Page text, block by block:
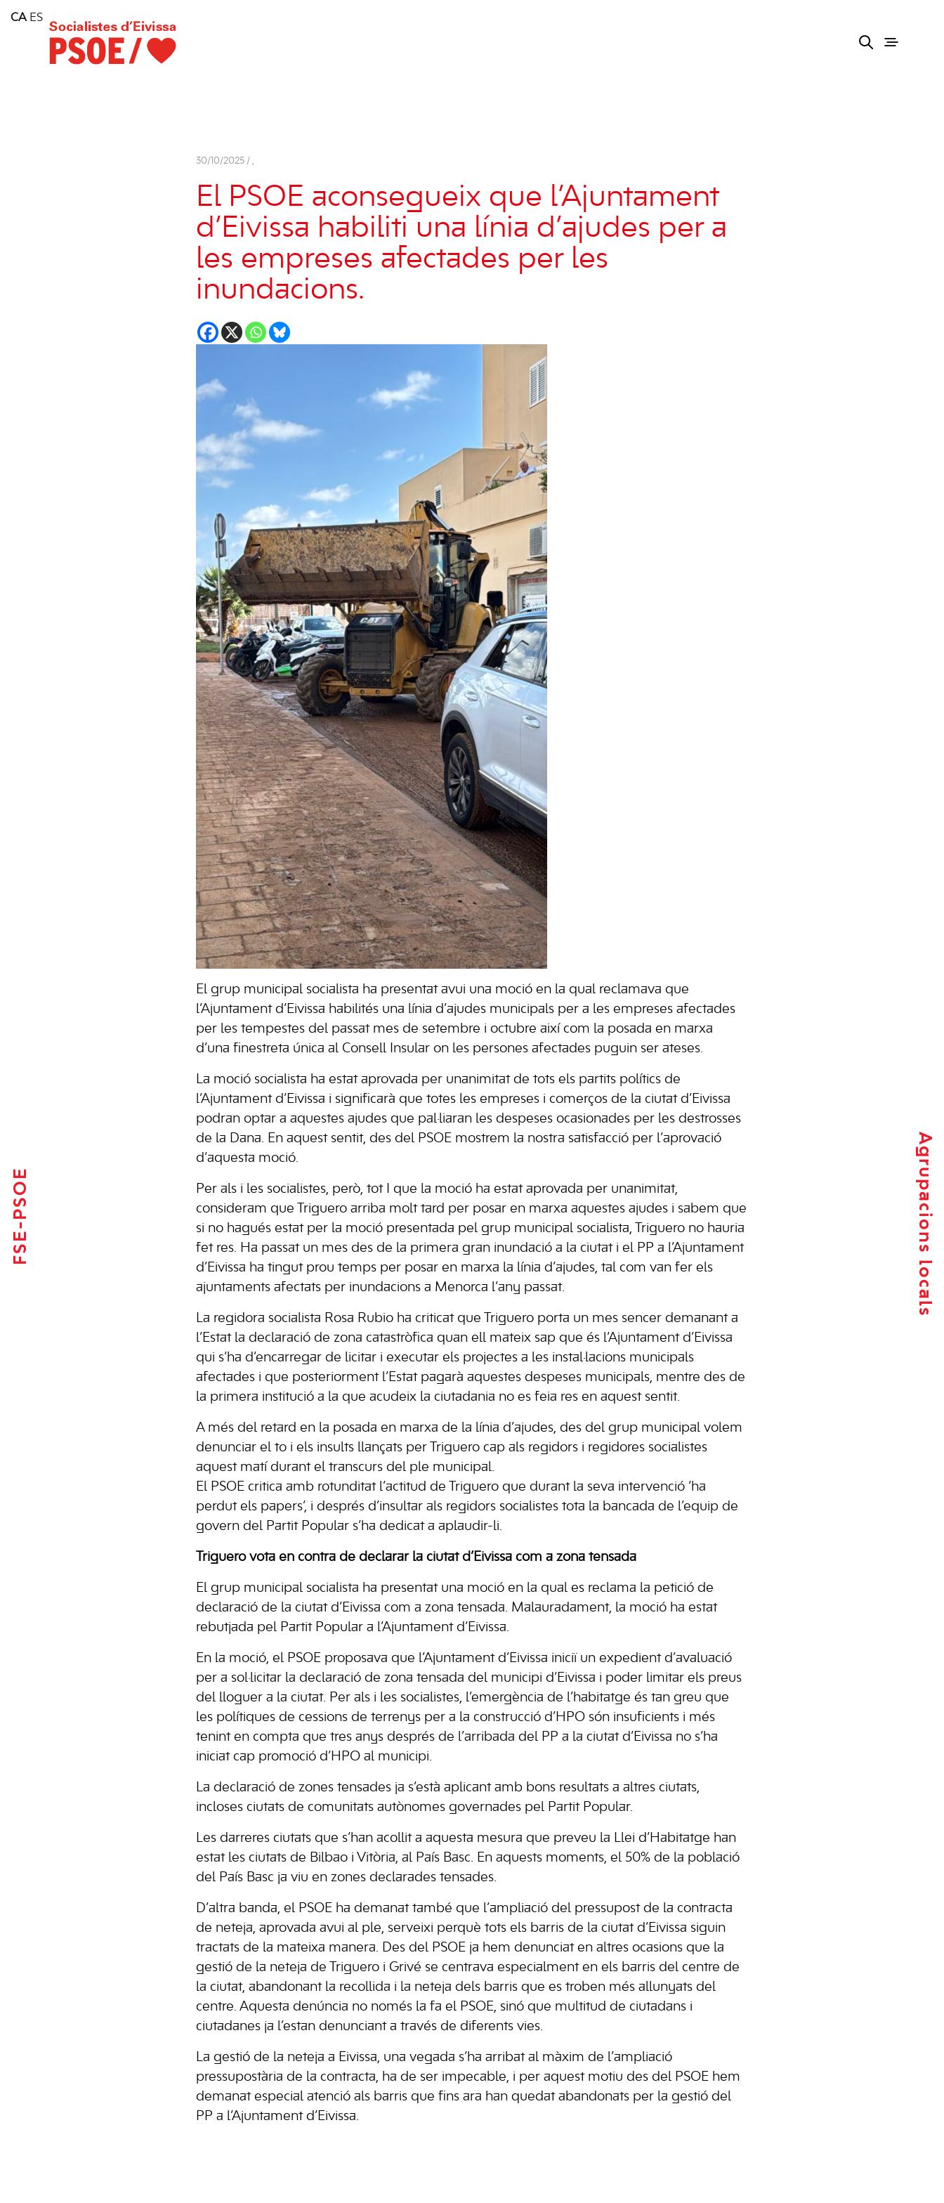
Consell Insular d'Eivissa
Services
FSE-PSOE Agrupacions locals
30/10/2025 / ,
El PSOE aconsegueix que l’Ajuntament
d’Eivissa habiliti una línia d’ajudes per a
les empreses afectades per les
inundacions.
El grup municipal socialista ha presentat avui una moció en la qual reclamava que
l’Ajuntament d’Eivissa habilités una línia d’ajudes municipals per a les empreses afectades
per les tempestes del passat mes de setembre i octubre així com la posada en marxa
d’una finestreta única al Consell Insular on les persones afectades puguin ser ateses.
La moció socialista ha estat aprovada per unanimitat de tots els partits polítics de
l’Ajuntament d’Eivissa i significarà que totes les empreses i comerços de la ciutat d’Eivissa
podran optar a aquestes ajudes que pal·liaran les despeses ocasionades per les destrosses
de la Dana. En aquest sentit, des del PSOE mostrem la nostra satisfacció per l’aprovació
d’aquesta moció.
Per als i les socialistes, però, tot I que la moció ha estat aprovada per unanimitat,
consideram que Triguero arriba molt tard per posar en marxa aquestes ajudes i sabem que
si no hagués estat per la moció presentada pel grup municipal socialista, Triguero no hauria
fet res. Ha passat un mes des de la primera gran inundació a la ciutat i el PP a l’Ajuntament
d’Eivissa ha tingut prou temps per posar en marxa la línia d’ajudes, tal com van fer els
ajuntaments afectats per inundacions a Menorca l’any passat.
La regidora socialista Rosa Rubio ha criticat que Triguero porta un mes sencer demanant a
l’Estat la declaració de zona catastròfica quan ell mateix sap que és l’Ajuntament d’Eivissa
qui s’ha d’encarregar de licitar i executar els projectes a les instal·lacions municipals
afectades i que posteriorment l’Estat pagarà aquestes despeses municipals, mentre des de
la primera institució a la que acudeix la ciutadania no es feia res en aquest sentit.
A més del retard en la posada en marxa de la línia d’ajudes, des del grup municipal volem
denunciar el to i els insults llançats per Triguero cap als regidors i regidores socialistes
aquest matí durant el transcurs del ple municipal.
El PSOE critica amb rotunditat l’actitud de Triguero que durant la seva intervenció ‘ha
perdut els papers’, i després d’insultar als regidors socialistes tota la bancada de l’equip de
govern del Partit Popular s’ha dedicat a aplaudir-li.
Triguero vota en contra de declarar la ciutat d’Eivissa com a zona tensada
El grup municipal socialista ha presentat una moció en la qual es reclama la petició de
declaració de la ciutat d’Eivissa com a zona tensada. Malauradament, la moció ha estat
rebutjada pel Partit Popular a l’Ajuntament d’Eivissa.
En la moció, el PSOE proposava que l’Ajuntament d’Eivissa iniciï un expedient d’avaluació
per a sol·licitar la declaració de zona tensada del municipi d’Eivissa i poder limitar els preus
del lloguer a la ciutat. Per als i les socialistes, l’emergència de l’habitatge és tan greu que
les polítiques de cessions de terrenys per a la construcció d’HPO són insuficients i més
tenint en compta que tres anys després de l’arribada del PP a la ciutat d’Eivissa no s’ha
iniciat cap promoció d’HPO al municipi.
La declaració de zones tensades ja s’està aplicant amb bons resultats a altres ciutats,
incloses ciutats de comunitats autònomes governades pel Partit Popular.
Les darreres ciutats que s’han acollit a aquesta mesura que preveu la Llei d’Habitatge han
estat les ciutats de Bilbao i Vitòria, al País Basc. En aquests moments, el 50% de la població
del País Basc ja viu en zones declarades tensades.
D’altra banda, el PSOE ha demanat també que l’ampliació del pressupost de la contracta
de neteja, aprovada avui al ple, serveixi perquè tots els barris de la ciutat d’Eivissa siguin
tractats de la mateixa manera. Des del PSOE ja hem denunciat en altres ocasions que la
gestió de la neteja de Triguero i Grivé se centrava especialment en els barris del centre de
la ciutat, abandonant la recollida i la neteja dels barris que es troben més allunyats del
centre. Aquesta denúncia no només la fa el PSOE, sinó que multitud de ciutadans i
ciutadanes ja l’estan denunciant a través de diferents vies.
La gestió de la neteja a Eivissa, una vegada s’ha arribat al màxim de l’ampliació
pressupostària de la contracta, ha de ser impecable, i per aquest motiu des del PSOE hem
demanat especial atenció als barris que fins ara han quedat abandonats per la gestió del
PP a l’Ajuntament d’Eivissa.
CA ES